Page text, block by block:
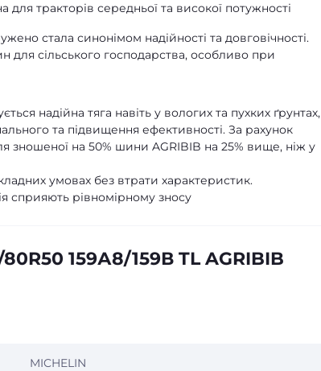
тракторів середньої та високої потужності
стала синонімом надійності та довговічності.
для сільського господарства, особливо при
надійна тяга навіть у вологих та пухких ґрунтах,
та підвищення ефективності. За рахунок
зношеної на 50% шини AGRIBIB на 25% вище, ніж у
умовах без втрати характеристик.
сприяють рівномірному зносу
159А8/159В TL AGRIBIB
MICHELIN